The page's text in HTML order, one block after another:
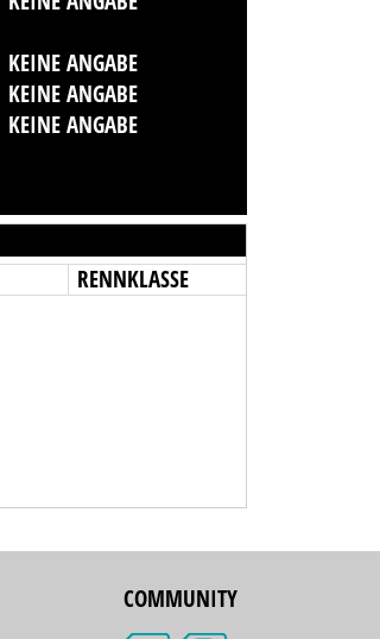
KEINE ANGABE
KEINE ANGABE
KEINE ANGABE
RENNKLASSE
COMMUNITY